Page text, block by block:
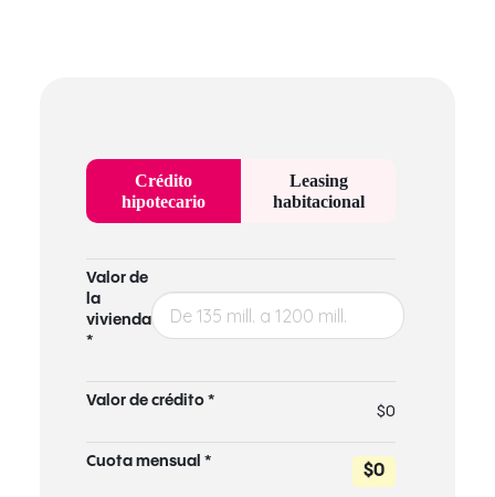
Crédito
hipotecario
Leasing
habitacional
Valor de
la
vivienda
*
Valor de crédito *
$0
Cuota mensual *
$0